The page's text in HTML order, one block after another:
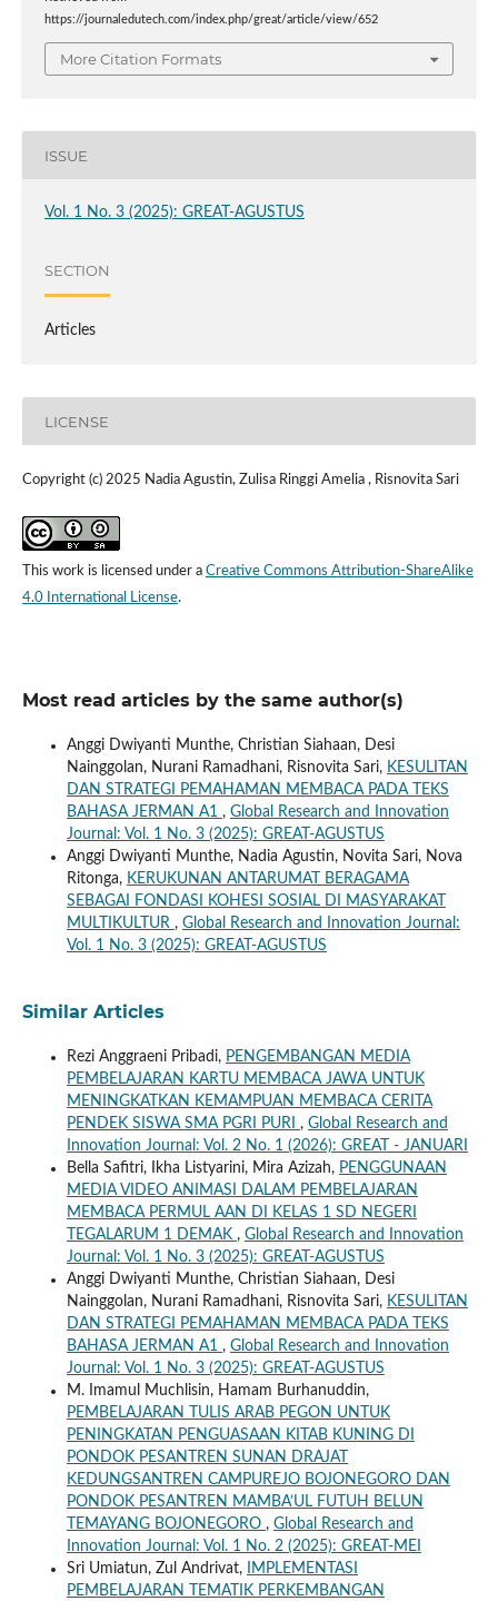
https://journaledutech.com/index.php/great/article/view/652
More Citation Formats
ISSUE
Vol. 1 No. 3 (2025): GREAT-AGUSTUS
SECTION
Articles
LICENSE
Copyright (c) 2025 Nadia Agustin, Zulisa Ringgi Amelia , Risnovita Sari
This work is licensed under a Creative Commons Attribution-ShareAlike
4.0 International License.
Most read articles by the same author(s)
Anggi Dwiyanti Munthe, Christian Siahaan, Desi
Nainggolan, Nurani Ramadhani, Risnovita Sari, KESULITAN
DAN STRATEGI PEMAHAMAN MEMBACA PADA TEKS
BAHASA JERMAN A1 , Global Research and Innovation
Journal: Vol. 1 No. 3 (2025): GREAT-AGUSTUS
Anggi Dwiyanti Munthe, Nadia Agustin, Novita Sari, Nova
Ritonga, KERUKUNAN ANTARUMAT BERAGAMA
SEBAGAI FONDASI KOHESI SOSIAL DI MASYARAKAT
MULTIKULTUR , Global Research and Innovation Journal:
Vol. 1 No. 3 (2025): GREAT-AGUSTUS
Similar Articles
Rezi Anggraeni Pribadi, PENGEMBANGAN MEDIA
PEMBELAJARAN KARTU MEMBACA JAWA UNTUK
MENINGKATKAN KEMAMPUAN MEMBACA CERITA
PENDEK SISWA SMA PGRI PURI , Global Research and
Innovation Journal: Vol. 2 No. 1 (2026): GREAT - JANUARI
Bella Safitri, Ikha Listyarini, Mira Azizah, PENGGUNAAN
MEDIA VIDEO ANIMASI DALAM PEMBELAJARAN
MEMBACA PERMUL AAN DI KELAS 1 SD NEGERI
TEGALARUM 1 DEMAK , Global Research and Innovation
Journal: Vol. 1 No. 3 (2025): GREAT-AGUSTUS
Anggi Dwiyanti Munthe, Christian Siahaan, Desi
Nainggolan, Nurani Ramadhani, Risnovita Sari, KESULITAN
DAN STRATEGI PEMAHAMAN MEMBACA PADA TEKS
BAHASA JERMAN A1 , Global Research and Innovation
Journal: Vol. 1 No. 3 (2025): GREAT-AGUSTUS
M. Imamul Muchlisin, Hamam Burhanuddin,
PEMBELAJARAN TULIS ARAB PEGON UNTUK
PENINGKATAN PENGUASAAN KITAB KUNING DI
PONDOK PESANTREN SUNAN DRAJAT
KEDUNGSANTREN CAMPUREJO BOJONEGORO DAN
PONDOK PESANTREN MAMBA’UL FUTUH BELUN
TEMAYANG BOJONEGORO , Global Research and
Innovation Journal: Vol. 1 No. 2 (2025): GREAT-MEI
Sri Umiatun, Zul Andrivat,
IMPLEMENTASI
PEMBELAJARAN TEMATIK PERKEMBANGAN